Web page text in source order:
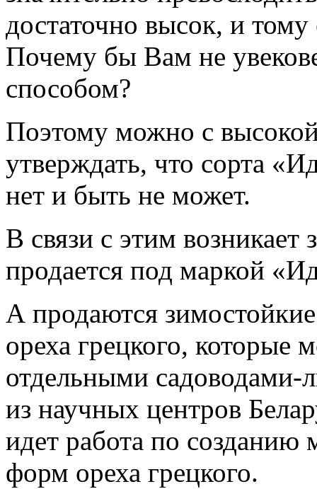
достаточно высок, и
Почему бы Вам не
способом?
Поэтому можно с
утверждать, что сорта
нет и быть не может.
В связи с этим
продается под маркой
А продаются
ореха грецкого, которые
отдельными садоводами-
из научных центров
идет работа по созданию
форм ореха грецкого.